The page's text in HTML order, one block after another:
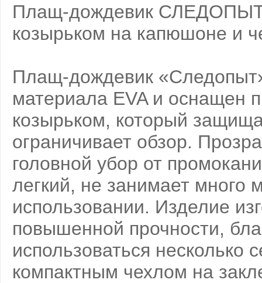
Плащ-дождевик СЛЕДОПЫТ,
козырьком на капюшоне и
Плащ-дождевик
материала EVA и оснащен
козырьком, который
ограничивает обзор.
головной убор от
легкий, не занимает много
использовании. Изделие
повышенной прочности,
использоваться несколько
компактным чехлом на